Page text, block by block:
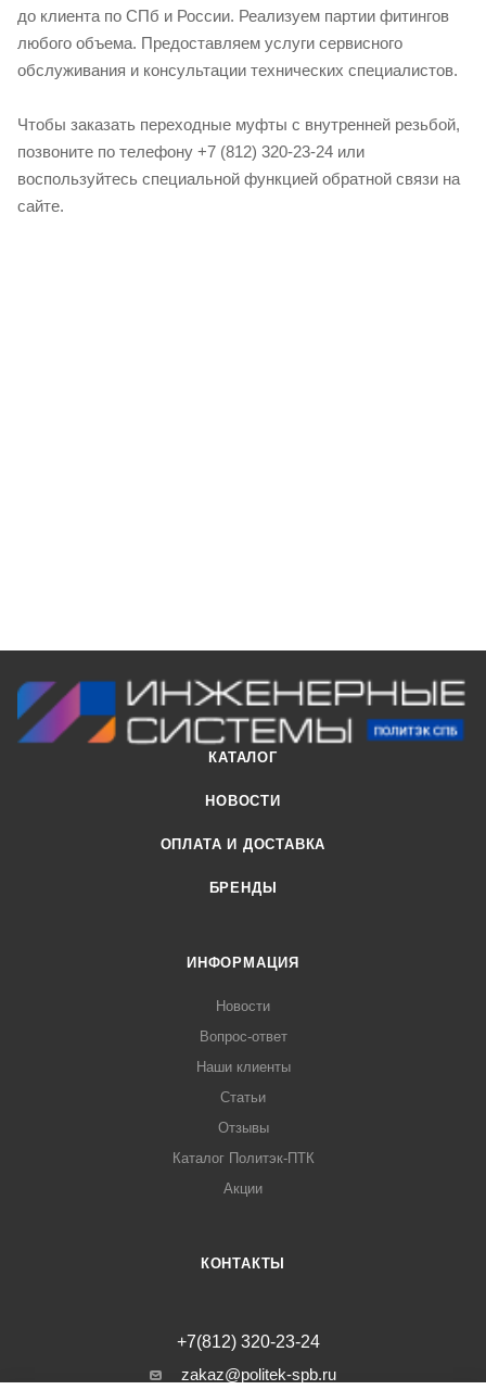
до клиента по СПб и России. Реализуем партии фитингов
любого объема. Предоставляем услуги сервисного
обслуживания и консультации технических специалистов.
Чтобы заказать переходные муфты с внутренней резьбой,
позвоните по телефону +7 (812) 320-23-24 или
воспользуйтесь специальной функцией обратной связи на
сайте.
КАТАЛОГ
НОВОСТИ
ОПЛАТА И ДОСТАВКА
БРЕНДЫ
ИНФОРМАЦИЯ
Новости
Вопрос-ответ
Наши клиенты
Статьи
Отзывы
Каталог Политэк-ПТК
Акции
КОНТАКТЫ
+7(812) 320-23-24
zakaz@politek-spb.ru